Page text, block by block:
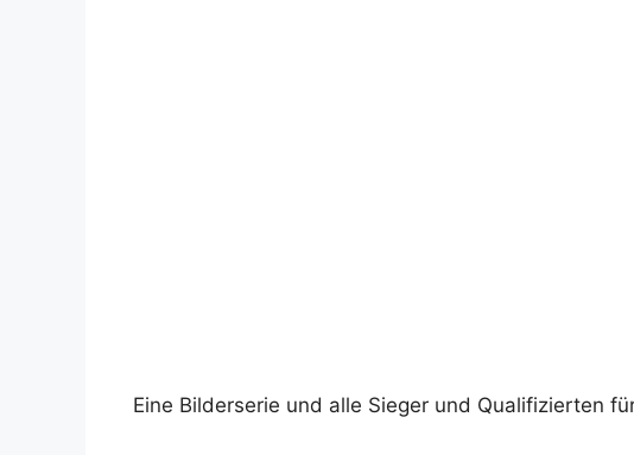
Eine Bilderserie und alle Sieger und Qualifizierten